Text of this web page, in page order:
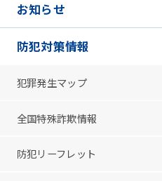
お知らせ
防犯対策情報
犯罪発生マップ
全国特殊詐欺情報
防犯リーフレット